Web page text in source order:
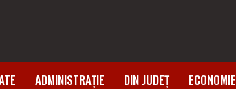
ADMINISTRAȚIE DIN JUDEȚ ECONOMIE